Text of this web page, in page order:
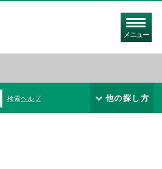
メニュー
検索ヘルプ 他の探し方